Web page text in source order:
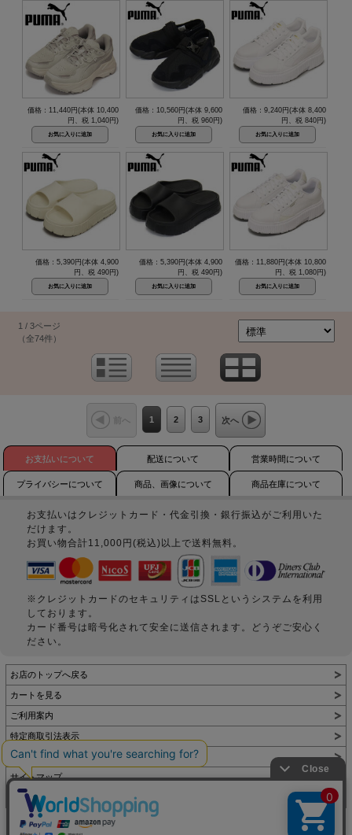
価格：11,440円(本体 10,400
円、税 1,040円)
価格：10,560円(本体 9,600
円、税 960円)
価格：9,240円(本体 8,400
円、税 840円)
価格：5,390円(本体 4,900
円、税 490円)
価格：5,390円(本体 4,900
円、税 490円)
価格：11,880円(本体 10,800
円、税 1,080円)
1 / 3ページ
（全74件）
前へ 1 2 3 次へ
お支払いについて 配送について 営業時間について
プライバシーについて 商品、画像について 商品在庫について
お支払いはクレジットカード・代金引換・銀行振込がご利用いた
だけます。
お買い物合計11,000円(税込)以上で送料無料。
※クレジットカードのセキュリティはSSLというシステムを利用
しております。
カード番号は暗号化されて安全に送信されます。どうぞご安心く
ださい。
お店のトップへ戻る
カートを見る
ご利用案内
特定商取引法表示
個人情報の取扱い
サイトマップ
お問い合わせ